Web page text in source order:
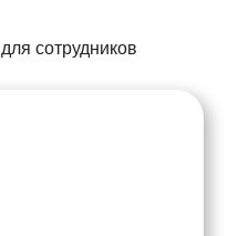
сотрудников